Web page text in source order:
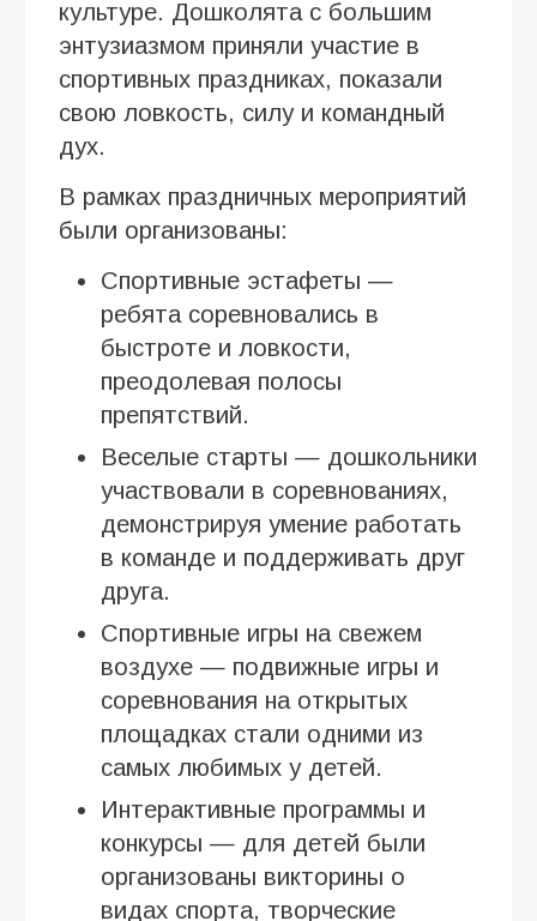
культуре. Дошколята с большим
энтузиазмом приняли участие в
спортивных праздниках, показали
свою ловкость, силу и командный
дух.
В рамках праздничных мероприятий
были организованы:
Спортивные эстафеты —
ребята соревновались в
быстроте и ловкости,
преодолевая полосы
препятствий.
Веселые старты — дошкольники
участвовали в соревнованиях,
демонстрируя умение работать
в команде и поддерживать друг
друга.
Спортивные игры на свежем
воздухе — подвижные игры и
соревнования на открытых
площадках стали одними из
самых любимых у детей.
Интерактивные программы и
конкурсы — для детей были
организованы викторины о
видах спорта, творческие